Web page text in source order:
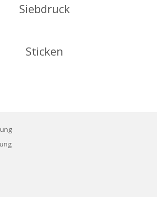
Siebdruck
Sticken